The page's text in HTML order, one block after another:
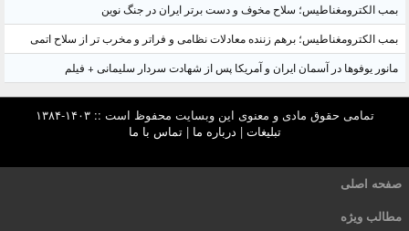
بمب الکترومغناطیس؛ سلاح مخوف و دست برتر ایران در جنگ نوین
بمب الکترومغناطیس؛ برهم زننده معادلات نظامی و فراتر و مخرب تر از سلاح اتمی
مانور یوفوها در آسمان ایران و آمریکا پس از شهادت سردار سلیمانی + فیلم
تمامی حقوق مادی و معنوی این وبسایت محفوظ است :: ۱۴۰۳-۱۳۸۴
تبلیغات | درباره ما |تماس با ما
صفحه اصلی
مطالب ویژه